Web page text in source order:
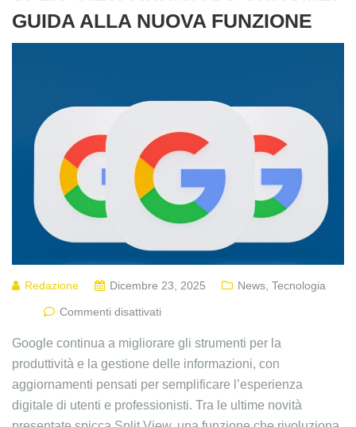
GUIDA ALLA NUOVA FUNZIONE
Redazione Dicembre 23, 2025 News Tecnologia
Commenti disattivati
Google continua a migliorare gli strumenti per la
produttività e la gestione delle informazioni, con
aggiornamenti pensati per semplificare l’esperienza
digitale di utenti e professionisti. Tra le ultime novità